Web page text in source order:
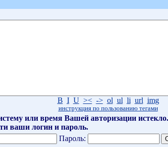
B I U >< -> ol ul li url img
инструкция по пользованию тегами
или время Вашей авторизации истекло.
ваши логин и пароль.
Пароль: